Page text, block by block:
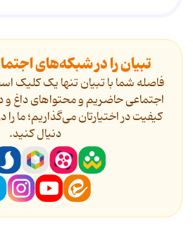
تبیان را در شبکه‌های
فاصله شما با تبیان تنها یک کلیک
اجتماعی حاضریم و محتواهای داغ و
کیفیت در اختیارتان می‌گذاریم؛ ما
دنیال کنید.